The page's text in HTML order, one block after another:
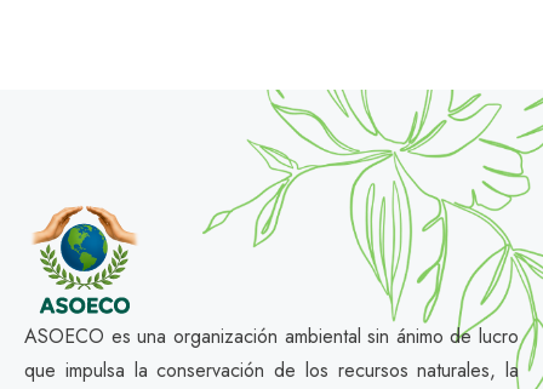
ASOECO es una organización ambiental sin ánimo de lucro
que impulsa la conservación de los recursos naturales, la